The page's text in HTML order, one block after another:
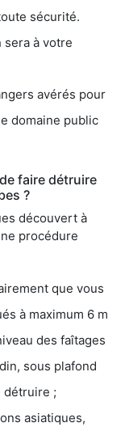
sécurité.
sera à votre
avérés pour
domaine public
faire détruire
?
découvert à
procédure
que vous
à maximum 6 m
des faîtages
sous plafond
détruire ;
asiatiques,